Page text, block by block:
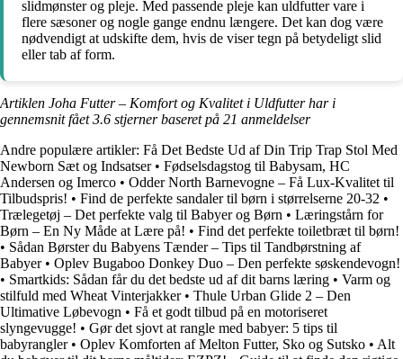
slidmønster og pleje. Med passende pleje kan uldfutter vare i
flere sæsoner og nogle gange endnu længere. Det kan dog være
nødvendigt at udskifte dem, hvis de viser tegn på betydeligt slid
eller tab af form.
Artiklen Joha Futter – Komfort og Kvalitet i Uldfutter har i
gennemsnit fået3.6 stjerner baseret på 21 anmeldelser
Andre populære artikler: Få Det Bedste Ud af Din Trip Trap Stol Med
Newborn Sæt og Indsatser• Fødselsdagstog til Babysam, HC
Andersen og Imerco • Odder North Barnevogne – Få Lux-Kvalitet til
Tilbudspris! • Find de perfekte sandaler til børn i størrelserne 20-32 •
Trælegetøj – Det perfekte valg til Babyer og Børn • Læringstårn for
Børn – En Ny Måde at Lære på! • Find det perfekte toiletbræt til børn!
• Sådan Børster du Babyens Tænder – Tips til Tandbørstning af
Babyer• Oplev Bugaboo Donkey Duo – Den perfekte søskendevogn!
• Smartkids: Sådan får du det bedste ud af dit barns læring • Varm og
stilfuld med Wheat Vinterjakker• Thule Urban Glide 2 – Den
Ultimative Løbevogn • Få et godt tilbud på en motoriseret
slyngevugge! • Gør det sjovt at rangle med babyer: 5 tips til
babyrangler• Oplev Komforten af Melton Futter, Sko og Sutsko • Alt